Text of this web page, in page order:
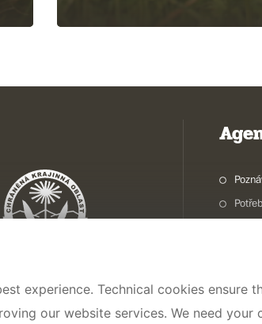
O nás
experience. Technical cookies
our website services. We need